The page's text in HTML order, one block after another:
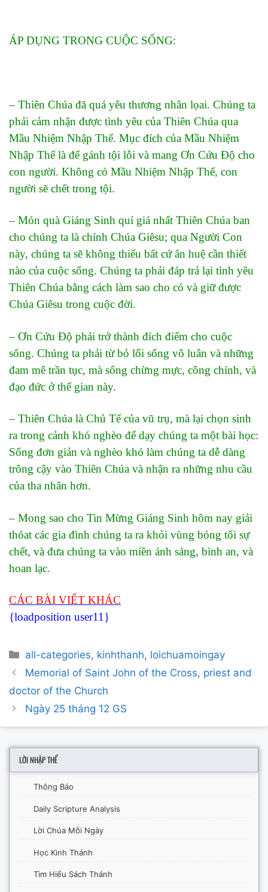
ÁP DỤNG TRONG CUỘC SỐNG:
– Thiên Chúa đã quá yêu thương nhân lọai. Chúng ta
phải cảm nhận được tình yêu của Thiên Chúa qua
Mầu Nhiệm Nhập Thể. Mục đích của Mầu Nhiệm
Nhập Thể là để gánh tội lỗi và mang Ơn Cứu Độ cho
con người. Không có Mầu Nhiệm Nhập Thể, con
người sẽ chết trong tội.
– Món quà Giáng Sinh quí giá nhất Thiên Chúa ban
cho chúng ta là chính Chúa Giêsu; qua Người Con
này, chúng ta sẽ không thiếu bất cứ ân huệ cần thiết
nào của cuộc sống. Chúng ta phải đáp trả lại tình yêu
Thiên Chúa bằng cách làm sao cho có và giữ được
Chúa Giêsu trong cuộc đời.
– Ơn Cứu Độ phải trở thành đích điểm cho cuộc
sống. Chúng ta phải từ bỏ lối sống vô luân và những
đam mê trần tục, mà sống chừng mực, công chính, và
đạo đức ở thế gian này.
– Thiên Chúa là Chủ Tể của vũ trụ, mà lại chọn sinh
ra trong cảnh khó nghèo để dạy chúng ta một bài học:
Sống đơn giản và nghèo khó làm chúng ta dễ dàng
trông cậy vào Thiên Chúa và nhận ra những nhu cầu
của tha nhân hơn.
– Mong sao cho Tin Mừng Giáng Sinh hôm nay giải
thóat các gia đình chúng ta ra khỏi vùng bóng tối sự
chết, và đưa chúng ta vào miền ánh sáng, bình an, và
hoan lạc.
CÁC BÀI VIẾT KHÁC
{loadposition user11}
Categories
all-categories, kinhthanh, loichuamoingay
Post
navigation
Memorial of Saint John of the Cross, priest and
doctor of the Church
Ngày 25 tháng 12 GS
LỜI NHẬP THỂ
Thông Báo
Daily Scripture Analysis
Lời Chúa Mỗi Ngày
Học Kinh Thánh
Tìm Hiểu Sách Thánh